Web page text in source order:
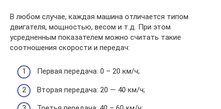
В любом случае, каждая машина отличается типом
двигателя, мощностью, весом и т.д. При этом
усредненным показателем можно считать такие
соотношения скорости и передач:
Первая передача: 0 – 20 км/ч;
Вторая передача: 20 — 40 км/ч;